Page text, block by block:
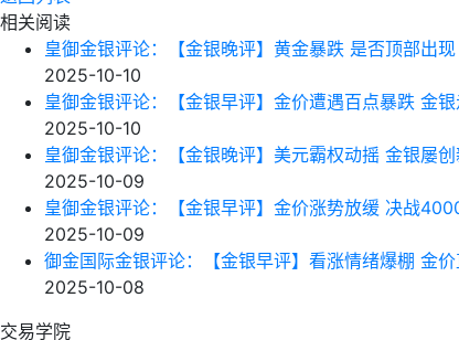
相关阅读
皇御金银评论：【金银晚评】黄金暴跌 是否顶部出现
2025-10-10
皇御金银评论：【金银早评】金价遭遇百点暴跌 金
2025-10-10
皇御金银评论：【金银晚评】美元霸权动摇 金银屡创
2025-10-09
皇御金银评论：【金银早评】金价涨势放缓 决战
2025-10-09
御金国际金银评论：【金银早评】看涨情绪爆棚 金价
2025-10-08
交易学院